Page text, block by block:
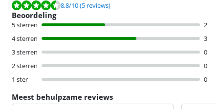
Beoordeling is 8,8 van de 10, gebaseerd op 5 reviews.
8,8/10(5 reviews)
Beoordeling
5 sterren
2
4 sterren
3
3 sterren
0
2 sterren
0
1 ster
0
Meest behulpzame reviews